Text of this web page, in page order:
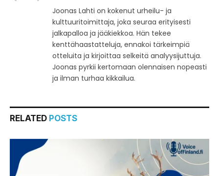
Joonas Lahti on kokenut urheilu- ja
kulttuuritoimittaja, joka seuraa erityisesti
jalkapalloa ja jääkiekkoa. Hän tekee
kenttähaastatteluja, ennakoi tärkeimpiä
otteluita ja kirjoittaa selkeitä analyysijuttuja.
Joonas pyrkii kertomaan olennaisen nopeasti
ja ilman turhaa kikkailua.
RELATED POSTS